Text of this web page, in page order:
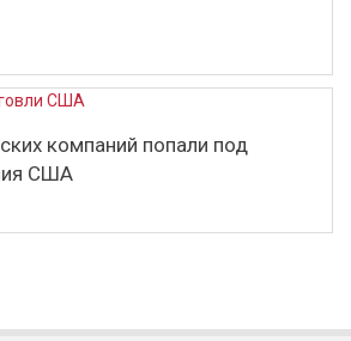
компаний попали под
США